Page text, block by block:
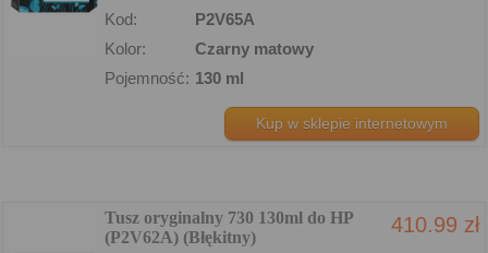
Kod:
P2V65A
Kolor:
Czarny matowy
Pojemność: 130 ml
Kup w sklepie internetowym
Tusz oryginalny 730 130ml do HP
(P2V62A) (Błękitny)
410.99 zł